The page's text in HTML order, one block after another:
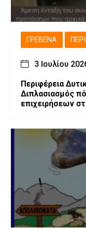
ΓΡΕΒΕΝΆ
3 Ιουλίου
Περιφέρεια
Διπλασιασμός πόρων
επιχειρήσεων